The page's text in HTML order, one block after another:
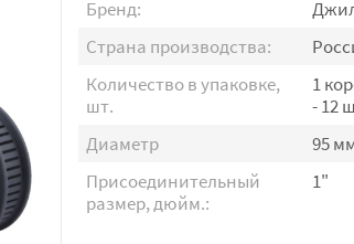
Бренд:
Страна производства:
Количество в упаковке,
шт.
1
- 12
Диаметр
95
Присоединительный
размер, дюйм.:
1"